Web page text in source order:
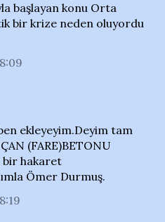
başlayan konu Orta
bir krize neden oluyordu
ekleyeyim.Deyim tam
(FARE)BETONU
bir hakaret
Ömer Durmuş.